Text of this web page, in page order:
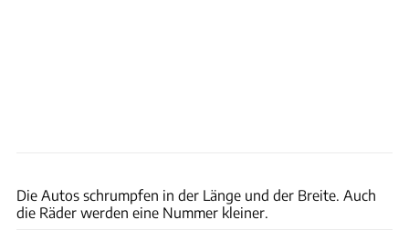
Die Autos schrumpfen in der Länge und der Breite. Auch
die Räder werden eine Nummer kleiner.